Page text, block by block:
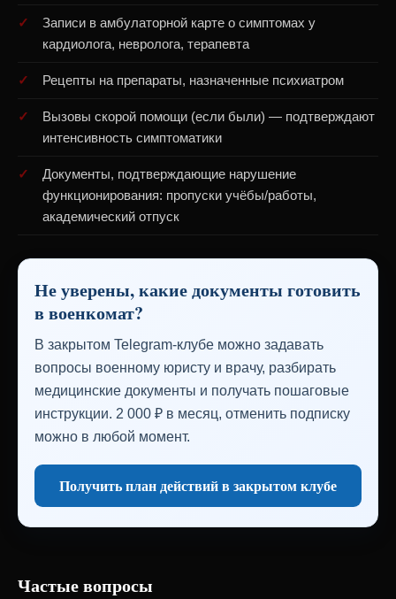
Записи в амбулаторной карте о симптомах у
кардиолога, невролога, терапевта
Рецепты на препараты, назначенные психиатром
Вызовы скорой помощи (если были) — подтверждают
интенсивность симптоматики
Документы, подтверждающие нарушение
функционирования: пропуски учёбы/работы,
академический отпуск
Не уверены, какие документы готовить
в военкомат?
В закрытом Telegram-клубе можно задавать
вопросы военному юристу и врачу, разбирать
медицинские документы и получать пошаговые
инструкции. 2 000 ₽ в месяц, отменить подписку
можно в любой момент.
Получить план действий в закрытом клубе
Частые вопросы